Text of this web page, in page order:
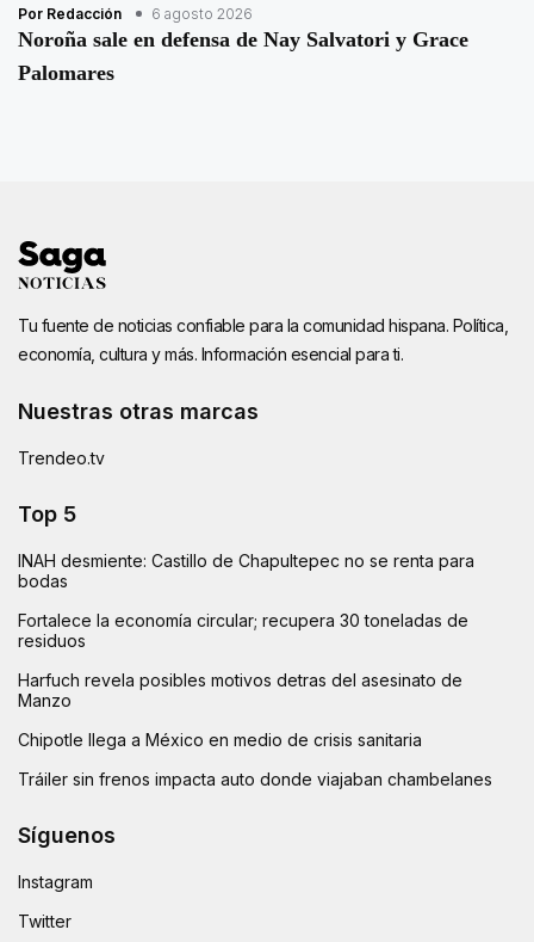
Por Redacción 6 agosto 2026
Noroña sale en defensa de Nay Salvatori y Grace
Palomares
Tu fuente de noticias confiable para la comunidad hispana. Política,
economía, cultura y más. Información esencial para ti.
Nuestras otras marcas
Trendeo.tv
Top 5
INAH desmiente: Castillo de Chapultepec no se renta para
bodas
Fortalece la economía circular; recupera 30 toneladas de
residuos
Harfuch revela posibles motivos detras del asesinato de
Manzo
Chipotle llega a México en medio de crisis sanitaria
Tráiler sin frenos impacta auto donde viajaban chambelanes
Síguenos
Instagram
Twitter